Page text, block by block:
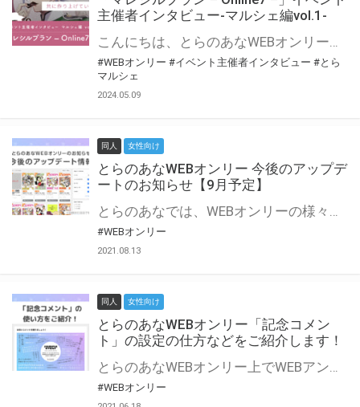
主催者インタビュー-マルシェ編vol.1-
こんにちは、とらのあなWEBオンリー運営スタッフです。 新たにお届けする、イベント主催者インタビュー-マルシェ編-は、 とらのあなWEBオンリー「マルシェ」をご利用した主催様に 「マルシェ」を使って開催した感想や心がけをお聞きする企画です。 今回は、WEBオンリー開催7回目迎えた「マレシルプラン – Online7 –」より、 主催の玉川うた様にお話を伺いました。 ▼マレシルプランのインタビュー前回記事 「イベント主催者インタビュー vol.6」はこちら 協力：玉川うた様（マレシルプラン実行委員会 代表）／イベント公式Twitter（@mallesil_plan） とらのあなWEBオンリー「マルシェ」とは？ WEBオンリーでリアルタイムでコミュニケーションがとれるオンライン会場です。
#WEBオンリー #イベント主催者インタビュー #とら
マルシェ
2024.05.09
同人 女性向け
とらのあなWEBオンリー 今後のアップデ
ートのお知らせ【9月予定】
とらのあなでは、WEBオンリーの様々な支援を実施しています。 今回は2021年9月に実装を予定しているアップデート情報についてご紹介いたします。 とらのあなWEBオンリーサイトはこちら
#WEBオンリー
2021.08.13
同人 女性向け
とらのあなWEBオンリー「記念コメン
ト」の設定の仕方などをご紹介します！
とらのあなWEBオンリー上でWEBアンソロジーが作成できる「記念コメント」について、その使い方や作成手順を解説します！ 支援タイプを「サークル参加型」「サークル参加型・マルシェ(イベント会場)機能付き」でお申し込みいただいている主催者様はぜひご活用ください♪ とらのあなWEBオンリーサイトはこちら
#WEBオンリー